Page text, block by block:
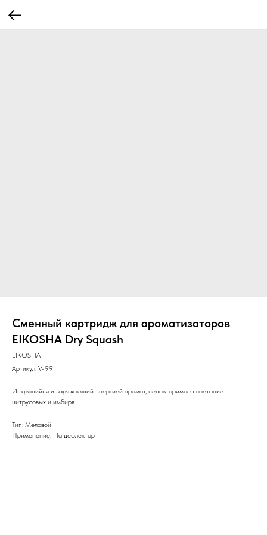
Сменный картридж для ароматизаторов
EIKOSHA Dry Squash
EIKOSHA
Артикул: V-99
Искрящийся и заряжающий энергией аромат, неповторимое сочетание
цитрусовых и имбиря
Тип: Меловой
Применение: На дефлектор